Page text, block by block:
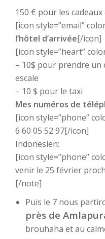
150 € pour les
[icon style=”email”
l’hôtel d’arrivée[/icon]
[icon style=”heart”
– 10$ pour prendre un
escale
– 10 $ pour le taxi
Mes numéros de
[icon style=”phone”
6 60 05 52 97[/icon]
Indonesien:
[icon style=”phone”
venir le 25 février
[/note]
Puis le 7 nous
près de
brouhaha et au